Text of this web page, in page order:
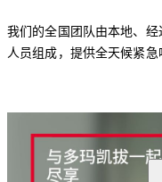
我们的全国团队由本地、
人员组成，提供全天候紧急